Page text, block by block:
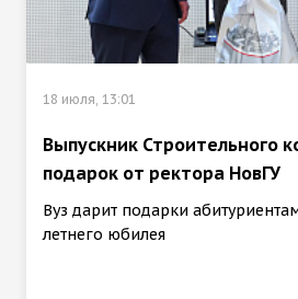
18 июля, 13:01
Выпускник Строительного
подарок от ректора НовГУ
Вуз дарит подарки
летнего юбилея